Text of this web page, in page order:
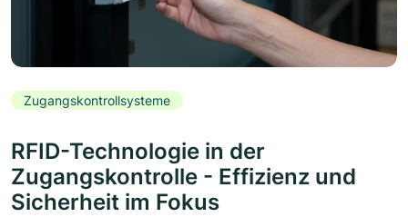
Zugangskontrollsysteme
RFID-Technologie in der
Zugangskontrolle - Effizienz und
Sicherheit im Fokus